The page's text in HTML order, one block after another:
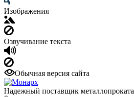
Изображения
Озвучивание текста
Обычная версия сайта
Надежный поставщик металлопроката